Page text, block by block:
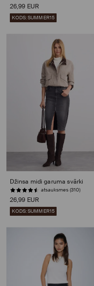
26,99 EUR
KODS: SUMMER15
Džinsa midi garuma svārki
atsauksmes (310)
26,99 EUR
KODS: SUMMER15